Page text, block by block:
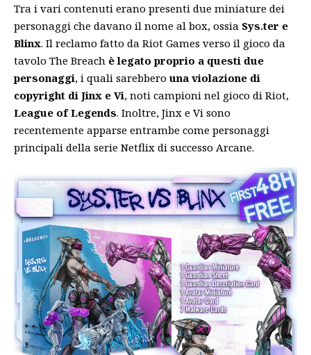
Tra i vari contenuti erano presenti due miniature dei
personaggi che davano il nome al box, ossia Sys.ter e
Blinx. Il reclamo fatto da Riot Games verso il gioco da
tavolo The Breach è legato proprio a questi due
personaggi, i quali sarebbero una violazione di
copyright di Jinx e Vi, noti campioni nel gioco di Riot,
League of Legends. Inoltre, Jinx e Vi sono
recentemente apparse entrambe come personaggi
principali della serie Netflix di successo Arcane.